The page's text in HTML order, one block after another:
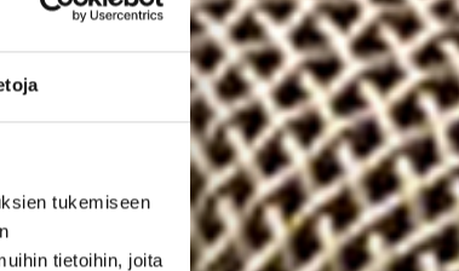
tukemiseen
tietoihin, joita